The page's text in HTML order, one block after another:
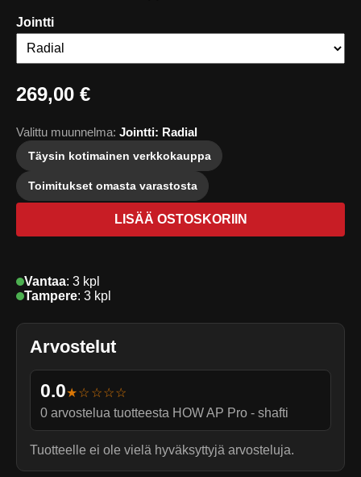
Arvostelut
0.0★☆☆☆☆
0 arvostelua tuotteesta HOW AP Pro - shafti
Tuotteelle ei ole vielä hyväksyttyjä arvosteluja.
Jointti
269,00 €
Valittu muunnelma: Jointti: Radial
Täysin kotimainen verkkokauppa
Toimitukset omasta varastosta
LISÄÄ OSTOSKORIIN
Vantaa: 3 kpl
Tampere: 3 kpl